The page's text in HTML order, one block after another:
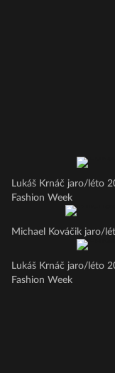
Lukáš Krnáč jaro/léto
Fashion Week
Michael Kováčik jaro/
Lukáš Krnáč jaro/léto
Fashion Week